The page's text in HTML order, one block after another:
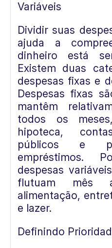
Variáveis
Dividir suas
ajuda a
dinheiro está
Existem duas
despesas fixas e
Despesas fixas
mantêm
todos os
hipoteca,
públicos e
empréstimos.
despesas
flutuam mês
alimentação,
e lazer.
Definindo